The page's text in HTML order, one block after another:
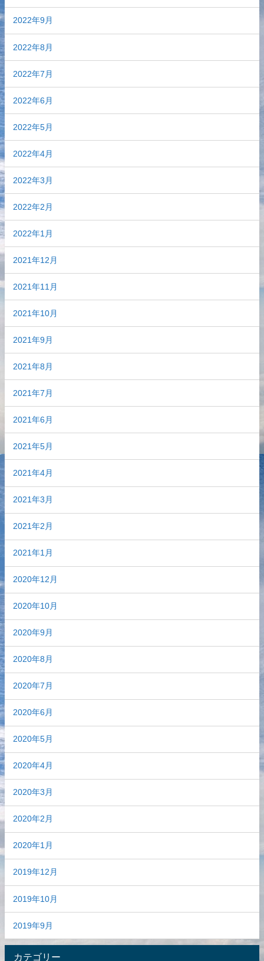
2022年9月
2022年8月
2022年7月
2022年6月
2022年5月
2022年4月
2022年3月
2022年2月
2022年1月
2021年12月
2021年11月
2021年10月
2021年9月
2021年8月
2021年7月
2021年6月
2021年5月
2021年4月
2021年3月
2021年2月
2021年1月
2020年12月
2020年10月
2020年9月
2020年8月
2020年7月
2020年6月
2020年5月
2020年4月
2020年3月
2020年2月
2020年1月
2019年12月
2019年10月
2019年9月
カテゴリー